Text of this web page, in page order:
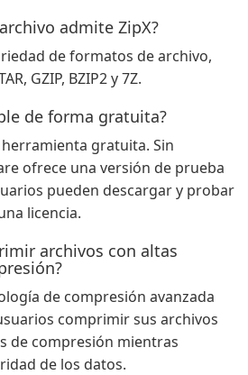
admite ZipX?
de formatos de archivo,
GZIP, BZIP2 y 7Z.
de forma gratuita?
herramienta gratuita. Sin
ofrece una versión de prueba
pueden descargar y probar
licencia.
archivos con altas
de compresión avanzada
comprimir sus archivos
de compresión mientras
de los datos.